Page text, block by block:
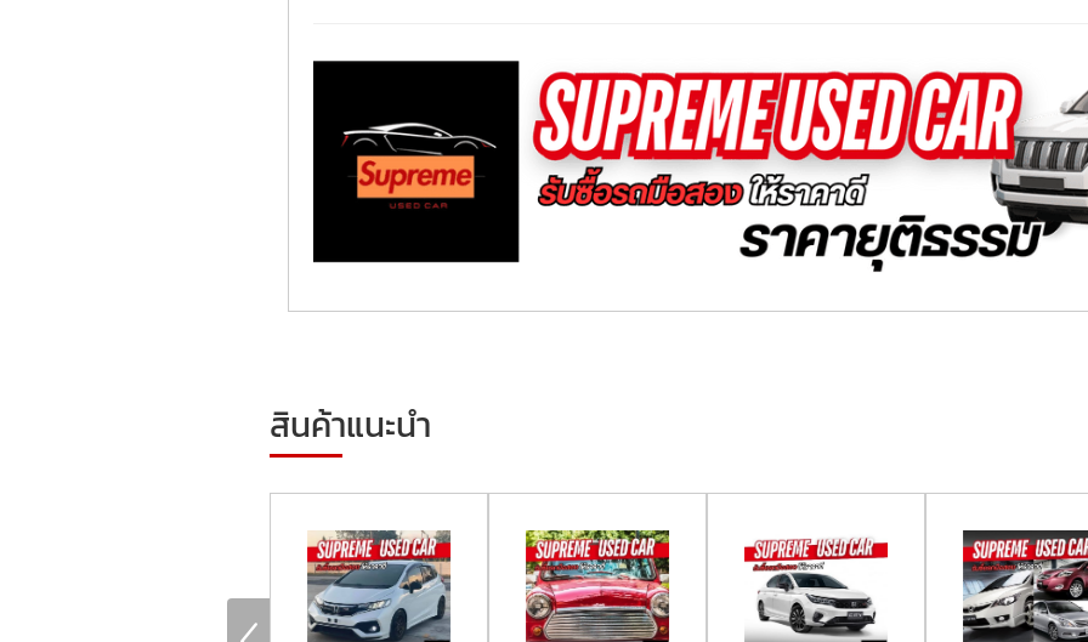
สินค้าแนะนำ